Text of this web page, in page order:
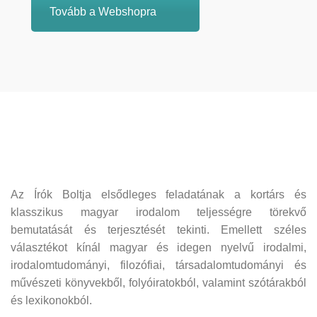
Tovább a Webshopra
Az Írók Boltja elsődleges feladatának a kortárs és
klasszikus magyar irodalom teljességre törekvő
bemutatását és terjesztését tekinti. Emellett széles
választékot kínál magyar és idegen nyelvű irodalmi,
irodalomtudományi, filozófiai, társadalomtudományi és
művészeti könyvekből, folyóiratokból, valamint szótárakból
és lexikonokból.